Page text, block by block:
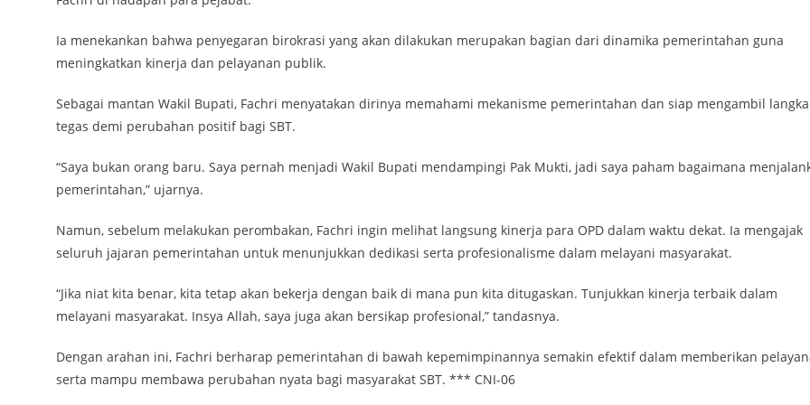
Ia menekankan bahwa penyegaran birokrasi yang akan dilakukan merupakan bagian dari dinamika pemerintahan guna
meningkatkan kinerja dan pelayanan publik.
Sebagai mantan Wakil Bupati, Fachri menyatakan dirinya memahami mekanisme pemerintahan dan siap mengambil
tegas demi perubahan positif bagi SBT.
“Saya bukan orang baru. Saya pernah menjadi Wakil Bupati mendampingi Pak Mukti, jadi saya paham bagaimana
pemerintahan,” ujarnya.
Namun, sebelum melakukan perombakan, Fachri ingin melihat langsung kinerja para OPD dalam waktu dekat. Ia mengajak
seluruh jajaran pemerintahan untuk menunjukkan dedikasi serta profesionalisme dalam melayani masyarakat.
“Jika niat kita benar, kita tetap akan bekerja dengan baik di mana pun kita ditugaskan. Tunjukkan kinerja terbaik dalam
melayani masyarakat. Insya Allah, saya juga akan bersikap profesional,” tandasnya.
Dengan arahan ini, Fachri berharap pemerintahan di bawah kepemimpinannya semakin efektif dalam memberikan
serta mampu membawa perubahan nyata bagi masyarakat SBT. *** CNI-06